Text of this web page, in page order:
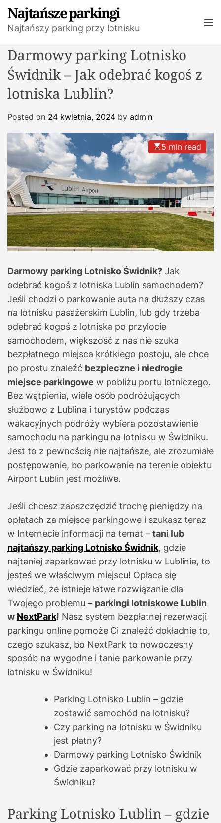
p
Najtańsze parkingi
Najtańszy parking przy lotnisku
M
Darmowy parking Lotnisko
Świdnik – Jak odebrać kogoś z
lotniska Lublin?
Posted on 24 kwietnia, 2024 by admin
5 min read
Darmowy parking Lotnisko Świdnik? Jak
odebrać kogoś z lotniska Lublin samochodem?
Jeśli chodzi o parkowanie auta na dłuższy czas
na lotnisku pasażerskim Lublin, lub gdy trzeba
odebrać kogoś z lotniska po przylocie
samochodem, większość z nas nie szuka
bezpłatnego miejsca krótkiego postoju, ale chce
po prostu znaleźć bezpieczne i niedrogie
miejsce parkingowe w pobliżu portu lotniczego.
Bez wątpienia, wiele osób podróżujących
służbowo z Lublina i turystów podczas
wakacyjnych podróży wybiera pozostawienie
samochodu na parkingu na lotnisku w Świdniku.
Jest to z pewnością nie najtańsze, ale zrozumiałe
postępowanie, bo parkowanie na terenie obiektu
Airport Lublin jest możliwe.
Jeśli chcesz zaoszczędzić trochę pieniędzy na
opłatach za miejsce parkingowe i szukasz teraz
w Internecie informacji na temat – tani lub
najtańszy parking Lotnisko Świdnik, gdzie
najtaniej zaparkować przy lotnisku w Lublinie, to
jesteś we właściwym miejscu! Opłaca się
wiedzieć, że istnieje łatwe rozwiązanie dla
Twojego problemu – parkingi lotniskowe Lublin
w NextPark! Nasz system bezpłatnej rezerwacji
parkingu online pomoże Ci znaleźć dokładnie to,
czego szukasz, bo NextPark to nowoczesny
sposób na wygodne i tanie parkowanie przy
lotnisku w Świdniku!
Parking Lotnisko Lublin – gdzie
zostawić samochód na lotnisku?
Czy parking na lotnisku w Świdniku
jest płatny?
Darmowy parking Lotnisko Świdnik
Gdzie zaparkować przy lotnisku w
Świdniku?
Parking Lotnisko Lublin – gdzie